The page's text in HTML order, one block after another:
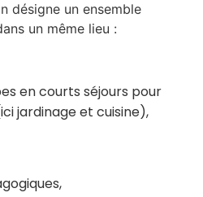
désigne un ensemble
un même lieu :
en courts séjours pour
jardinage et cuisine),